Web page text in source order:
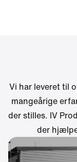
Vi har leveret til
mangeårige
der stilles. IV
der